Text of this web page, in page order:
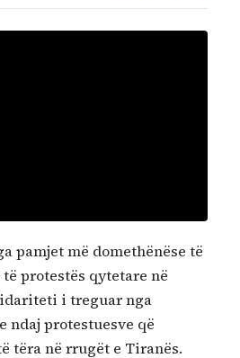
pamjet më domethënëse të
protestës qytetare në
i treguar nga
ndaj protestuesve që
tëra në rrugët e Tiranës.